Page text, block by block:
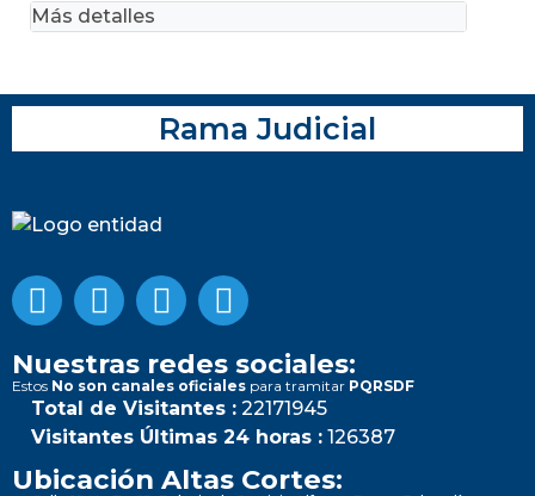
Más detalles
Rama Judicial
Nuestras redes sociales:
Estos No son canales oficiales para tramitar PQRSDF
Total de Visitantes : 22171945
Visitantes Últimas 24 horas : 126387
Ubicación Altas Cortes: